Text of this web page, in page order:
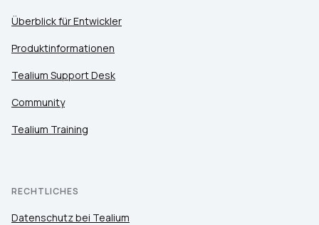
Überblick für Entwickler
Produktinformationen
Tealium Support Desk
Community
Tealium Training
RECHTLICHES
Datenschutz bei Tealium